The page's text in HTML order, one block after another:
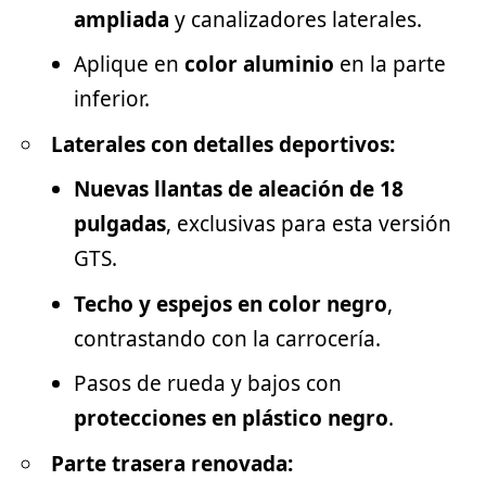
ampliada y canalizadores laterales.
Aplique en color aluminio en la parte
inferior.
Laterales con detalles deportivos:
Nuevas llantas de aleación de 18
pulgadas, exclusivas para esta versión
GTS.
Techo y espejos en color negro,
contrastando con la carrocería.
Pasos de rueda y bajos con
protecciones en plástico negro.
Parte trasera renovada: